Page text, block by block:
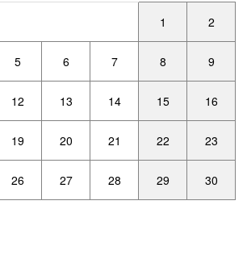
1 2
5 6 7 8 9
12 13 14 15 16
19 20 21 22 23
26 27 28 29 30